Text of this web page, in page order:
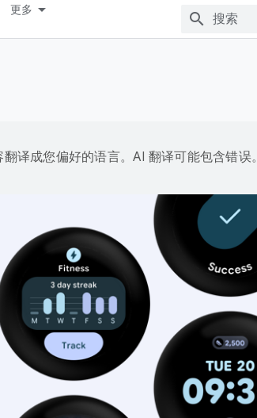
更多
译成您偏好的语言。AI 翻译可能包含错误。